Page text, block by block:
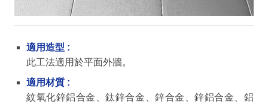
適用造型 :
此工法適用於平面外牆。
適用材質 :
紋氧化鋅鋁合金、鈦鋅合金、鋅合金、鋅鋁合金、鋁